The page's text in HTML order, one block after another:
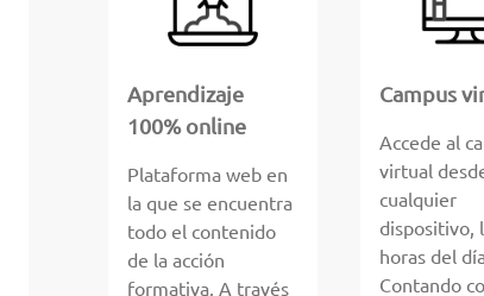
Aprendizaje
100% online
Plataforma web en
la que se encuentra
todo el contenido
de la acción
formativa. A través
Campus
Accede al
virtual
cualquier
dispositivo,
horas del
Contando